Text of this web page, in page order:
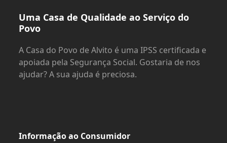
Uma Casa de Qualidade ao Serviço do
Povo
A Casa do Povo de Alvito é uma IPSS certificada e
apoiada pela Segurança Social. Gostaria de nos
ajudar? A sua ajuda é preciosa.
Informação ao Consumidor